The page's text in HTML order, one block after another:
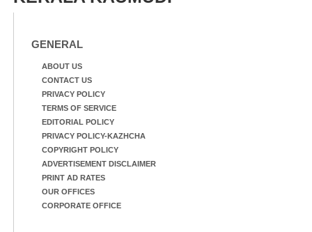
GENERAL
ABOUT US
CONTACT US
PRIVACY POLICY
TERMS OF SERVICE
EDITORIAL POLICY
PRIVACY POLICY-KAZHCHA
COPYRIGHT POLICY
ADVERTISEMENT DISCLAIMER
PRINT AD RATES
OUR OFFICES
CORPORATE OFFICE